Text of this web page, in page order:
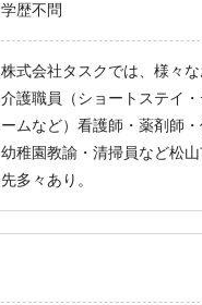
学歴不問
株式会社タスクでは、様々な
介護職員（ショートステイ
ームなど）看護師・薬剤師
幼稚園教諭・清掃員など松
先多々あり。